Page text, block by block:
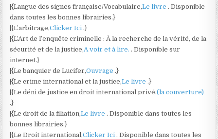
|{Langue des signes française/Vocabulaire,Le livre. Disponible
dans toutes les bonnes librairies.}
|{L’arbitrage,Clicker Ici.}
|{L’Art de l’enquête criminelle : À la recherche de la vérité, de la
sécurité et de la justice,A voir et à lire.. Disponible sur
internet.}
|{Le banquier de Lucifer,Ouvrage.}
|{Le crime international et la justice,Le livre.}
|{Le déni de justice en droit international privé,(la couverture)
.}
|{Le droit de la filiation,Le livre. Disponible dans toutes les
bonnes librairies.}
|{Le Droit international,Clicker Ici. Disponible dans toutes les